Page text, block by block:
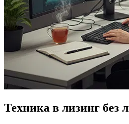
Техника в лизинг без